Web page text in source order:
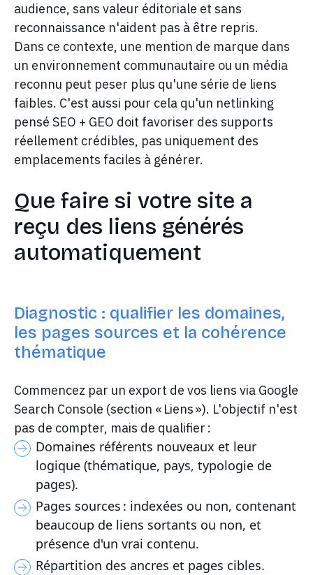
audience, sans valeur éditoriale et sans
reconnaissance n'aident pas à être repris.
Dans ce contexte, une mention de marque dans
un environnement communautaire ou un média
reconnu peut peser plus qu'une série de liens
faibles. C'est aussi pour cela qu'un netlinking
pensé SEO + GEO doit favoriser des supports
réellement crédibles, pas uniquement des
emplacements faciles à générer.
Que faire si votre site a
reçu des liens générés
automatiquement
Diagnostic : qualifier les domaines,
les pages sources et la cohérence
thématique
Commencez par un export de vos liens via Google
Search Console (section « Liens »). L'objectif n'est
pas de compter, mais de qualifier :
Domaines référents nouveaux et leur
logique (thématique, pays, typologie de
pages).
Pages sources : indexées ou non, contenant
beaucoup de liens sortants ou non, et
présence d'un vrai contenu.
Répartition des ancres et pages cibles.